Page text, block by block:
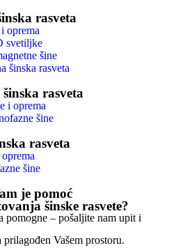
rasveta
oprema
svetiljke
šine
šinska rasveta
rasveta
i oprema
šine
rasveta
šine
je pomoć
šinske rasvete?
pomogne – pošaljite nam upit i
prilagođen Vašem prostoru.